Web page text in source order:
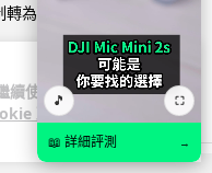
續使用
政
為「opt-in」先徵同意
🎵 ⛶
📖 詳細評測 →